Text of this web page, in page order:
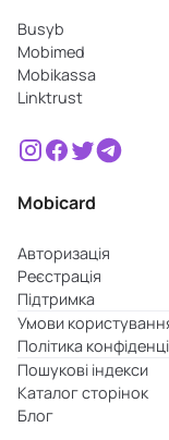
Busyb
Mobimed
Mobikassa
Linktrust
Mobicard
Авторизація
Реєстрація
Підтримка
Умови
Політика
Пошукові індекси
Каталог сторінок
Блог